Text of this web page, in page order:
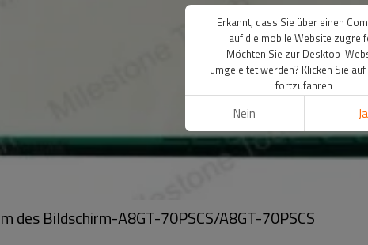
des Bildschirm-A8GT-70PSCS/A8GT-70PSCS
Erkannt, dass Sie über einen
auf die mobile Website
Möchten Sie zur Desktop-
umgeleitet werden? Klicken Sie auf
fortzufahren
Nein Ja